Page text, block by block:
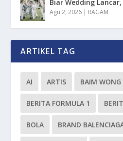
Biar Wedding
Agu 2, 2026 | RAGAM
ARTIKEL TAG
AI ARTIS BAIM WONG
BERITA FORMULA 1
BOLA BRAND